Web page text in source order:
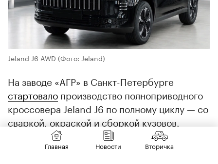
Jeland J6 AWD (Фото: Jeland)
На заводе «АГР» в Санкт-Петербурге
стартовало производство полноприводного
кроссовера Jeland J6 по полному циклу — со
сваркой, окраской и сборкой кузовов.
Автомобиль оснащен 1,6-литровым
турбомотором мощностью 150 л.с. и
Главная Новости Вторичка